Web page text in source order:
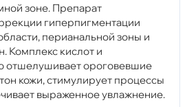
зоне. Препарат
гиперпигментации
перианальной зоны и
Комплекс кислот и
отшелушивает ороговевшие
кожи, стимулирует процессы
выраженное увлажнение.